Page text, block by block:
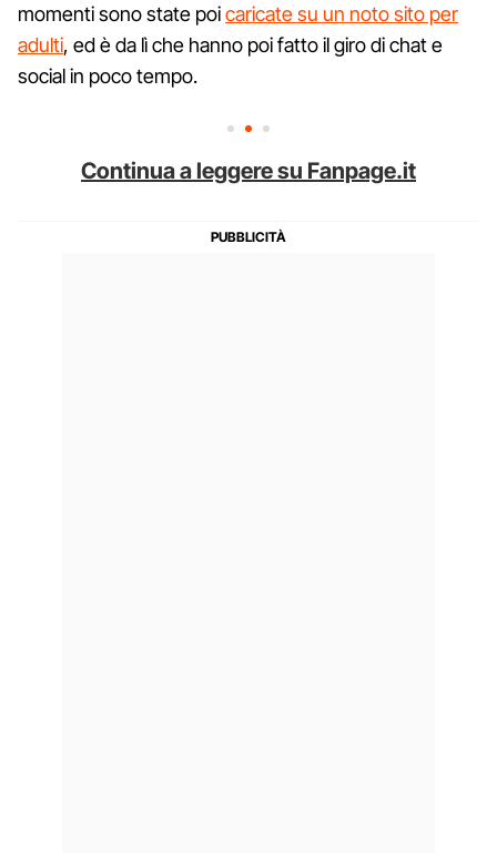
momenti sono state poicaricate su un noto sito per
adulti, ed è da lì che hanno poi fatto il giro di chat e
social in poco tempo.
Continua a leggere su Fanpage.it